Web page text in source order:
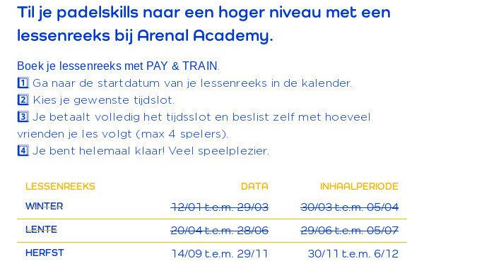
Til je padelskills naar een hoger niveau met een
lessenreeks bij Arenal Academy.
Boek je lessenreeks met PAY & TRAIN
1️⃣ Ga naar de startdatum van je lessenreeks in de kalender.
2️⃣ Kies je gewenste tijdslot.
3️⃣Je betaalt volledig het tijdsslot en beslist zelf met hoeveel
vrienden je les volgt (max 4 spelers).
4️⃣Je bent helemaal klaar! Veel speelplezier.
LESSENREEKS DATA
INHAALPERIODE
WINTER
12/01 t.e.m. 29/03 30/03 t.e.m. 05/04
LENTE 20/04 t.e.m. 28/06 29/06 t.e.m. 05/07
HERFST 14/09 t.e.m. 29/11 30/11 t.e.m. 6/12